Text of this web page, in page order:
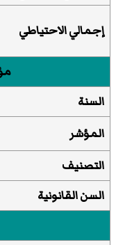
إجمالي الاحتياطي
السنة
المؤشر
التصنيف
السن القانونية